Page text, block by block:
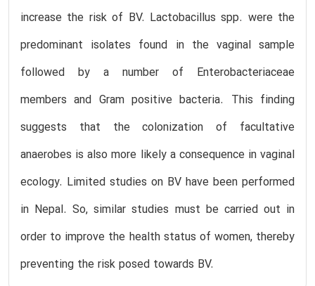
increase the risk of BV. Lactobacillus spp. were the
predominant isolates found in the vaginal sample
followed by a number of Enterobacteriaceae
members and Gram positive bacteria. This finding
suggests that the colonization of facultative
anaerobes is also more likely a consequence in vaginal
ecology. Limited studies on BV have been performed
in Nepal. So, similar studies must be carried out in
order to improve the health status of women, thereby
preventing the risk posed towards BV.